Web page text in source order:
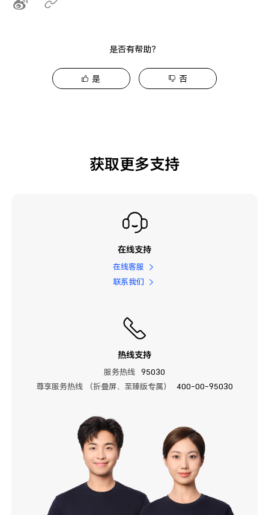
是否有帮助？
是 否
获取更多支持
在线支持
在线客服
联系我们
热线支持
服务热线
95030
尊享服务热线 （折叠屏、至臻版专属）
400-00-95030